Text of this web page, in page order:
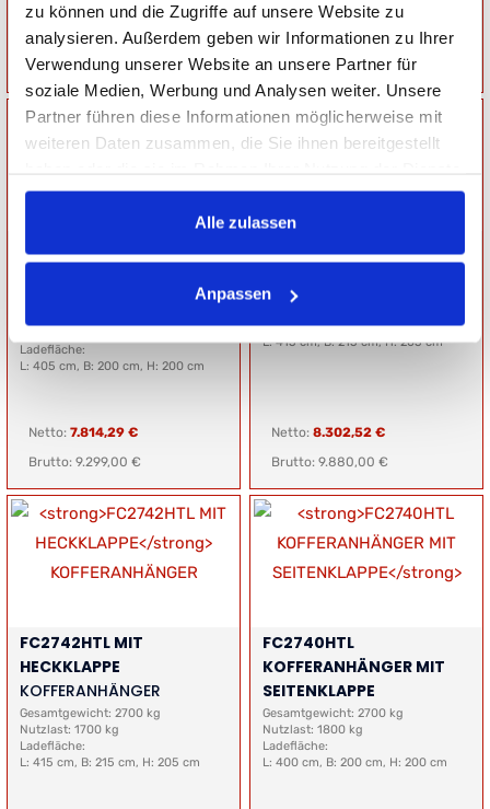
zu können und die Zugriffe auf unsere Website zu
analysieren. Außerdem geben wir Informationen zu Ihrer
Verwendung unserer Website an unsere Partner für
soziale Medien, Werbung und Analysen weiter. Unsere
Partner führen diese Informationen möglicherweise mit
weiteren Daten zusammen, die Sie ihnen bereitgestellt
gesammelt haben.
Alle zulassen
Anpassen
Netto:5.941,18 €
Brutto: 7.070,00 €
Netto:6.121,85 €
Brutto: 7.285,00 €
FCS2740/200HTL
Kofferanhänger
Ladefläche:
L: 405 cm, B: 200 cm, H: 200 cm
Netto: 7.814,29 €
Brutto: 9.299,00 €
Gesamtgewicht: 2700 kg
Ladefläche:
L: 415 cm, B: 215 cm, H: 205 cm
Netto: 8.302,52 €
Brutto: 9.880,00 €
FC2742HTL MIT
HECKKLAPPE
KOFFERANHÄNGER
Gesamtgewicht: 2700 kg
Nutzlast: 1700 kg
Ladefläche:
L: 415 cm, B: 215 cm, H: 205 cm
FC2740HTL
KOFFERANHÄNGER MIT
SEITENKLAPPE
Gesamtgewicht: 2700 kg
Nutzlast: 1800 kg
Ladefläche:
L: 400 cm, B: 200 cm, H: 200 cm